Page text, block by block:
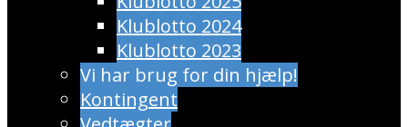
Klublotto 2024
Klublotto 2023
Vi har brug for din hjælp!
Kontingent